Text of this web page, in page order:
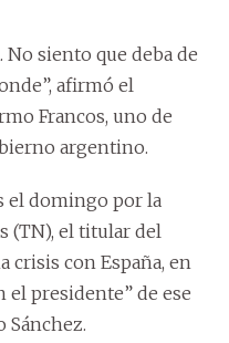
No siento que deba de
afirmó el
Francos, uno de
argentino.
el domingo por la
(TN), el titular del
crisis con España, en
el presidente” de ese
Sánchez.